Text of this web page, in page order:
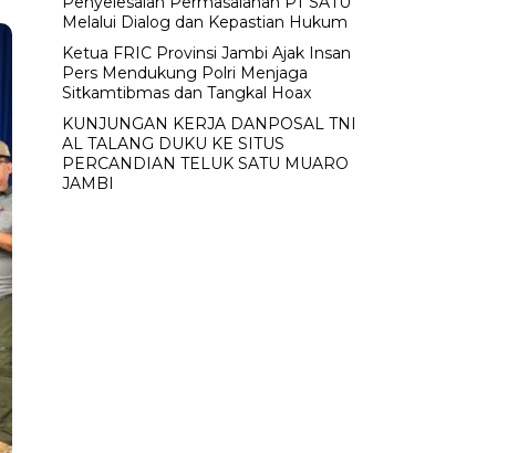
Melalui Dialog dan Kepastian Hukum
Ketua FRIC Provinsi Jambi Ajak Insan
Pers Mendukung Polri Menjaga
Sitkamtibmas dan Tangkal Hoax
KUNJUNGAN KERJA DANPOSAL TNI
AL TALANG DUKU KE SITUS
PERCANDIAN TELUK SATU MUARO
JAMBI